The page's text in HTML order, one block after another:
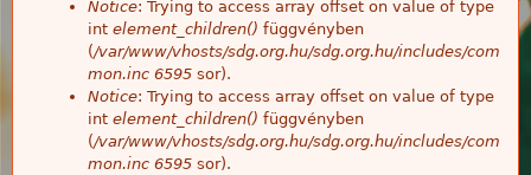
Notice: Trying to access array offset on value of type
int element_children() függvényben
(/var/www/vhosts/sdg.org.hu/sdg.org.hu/includes/com
mon.inc 6595 sor).
Notice: Trying to access array offset on value of type
int element_children() függvényben
(/var/www/vhosts/sdg.org.hu/sdg.org.hu/includes/com
mon.inc 6595 sor).